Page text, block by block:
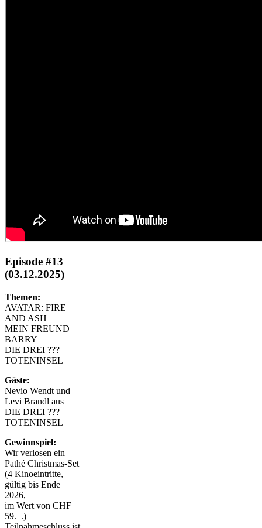
Episode #13
(03.12.2025)
Themen:
AVATAR: FIRE
AND ASH
MEIN FREUND
BARRY
DIE DREI ??? –
TOTENINSEL
Gäste:
Nevio Wendt und
Levi Brandl aus
DIE DREI ??? –
TOTENINSEL
Gewinnspiel:
Wir verlosen ein
Pathé Christmas-Set
(4 Kinoeintritte,
gültig bis Ende
2026,
im Wert von CHF
59.–.)